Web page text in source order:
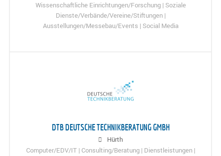
Wissenschaftliche Einrichtungen/Forschung | Soziale
Dienste/Verbände/Vereine/Stiftungen |
Ausstellungen/Messebau/Events | Social Media
DTB DEUTSCHE TECHNIKBERATUNG GMBH
Hürth
Computer/EDV/IT | Consulting/Beratung | Dienstleistungen |